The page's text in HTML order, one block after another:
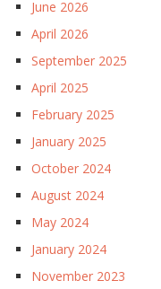
June 2026
April 2026
September 2025
April 2025
February 2025
January 2025
October 2024
August 2024
May 2024
January 2024
November 2023